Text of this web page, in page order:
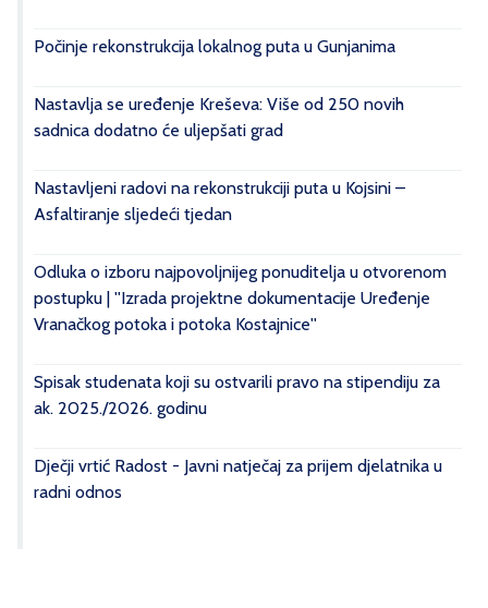
Počinje rekonstrukcija lokalnog puta u Gunjanima
Nastavlja se uređenje Kreševa: Više od 250 novih
sadnica dodatno će uljepšati grad
Nastavljeni radovi na rekonstrukciji puta u Kojsini –
Asfaltiranje sljedeći tjedan
Odluka o izboru najpovoljnijeg ponuditelja u otvorenom
postupku | ''Izrada projektne dokumentacije Uređenje
Vranačkog potoka i potoka Kostajnice''
Spisak studenata koji su ostvarili pravo na stipendiju za
ak. 2025./2026. godinu
Dječji vrtić Radost - Javni natječaj za prijem djelatnika u
radni odnos